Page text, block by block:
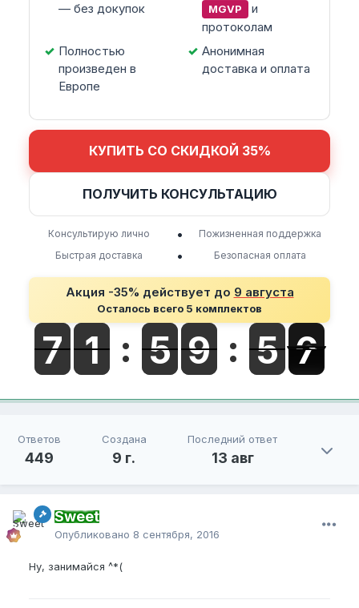
— без докупок
MGVP
и
протоколам
Полностью
произведен в
Европе
Анонимная
доставка и оплата
КУПИТЬ СО СКИДКОЙ 35%
ПОЛУЧИТЬ КОНСУЛЬТАЦИЮ
Консультирую лично •
Пожизненная поддержка
Быстрая доставка
• Безопасная оплата
Акция -35% действует до 9 августа
Осталось всего 5 комплектов
Ответов
449
Создана
9 г.
Последний ответ
13 авг
Sweet
Опубликовано 8 сентября, 2016
Ну, занимайся ^*(